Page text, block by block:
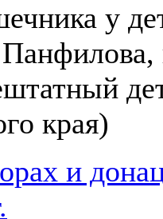
у
края)
и